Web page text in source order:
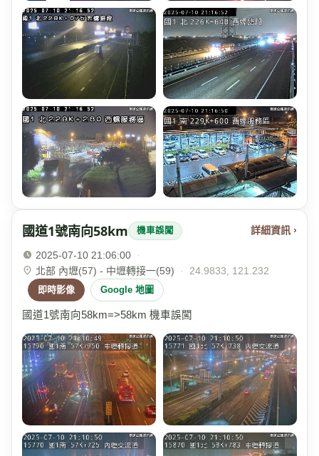
國道1號南向58km 機車誤闖 詳細資訊 ›
2025-07-10 21:06:00
·
北部 內壢(57) - 中壢轉接一(59)
· 24.9833, 121.232
即時影像 Google 地圖
國道1號南向58km=>58km 機車誤闖